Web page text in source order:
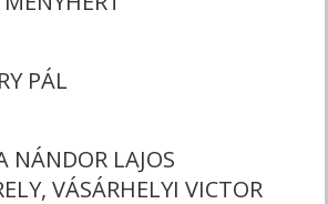
PÁL
NÁNDOR LAJOS
VÁSÁRHELYI VICTOR